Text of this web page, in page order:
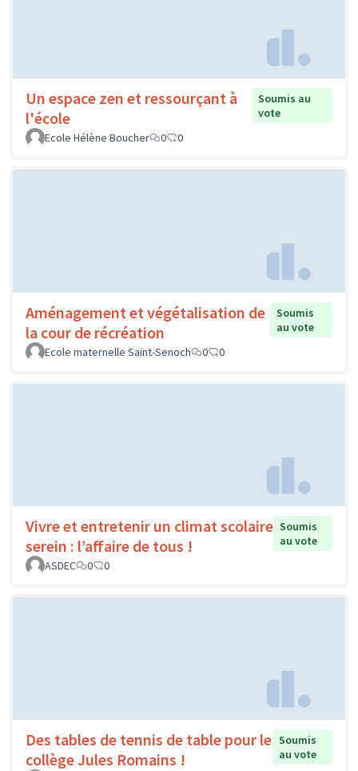
Un espace zen et ressourçant à
l'école
Soumis au
vote
Ecole Hélène Boucher
0 0
Aménagement et végétalisation de
la cour de récréation
Soumis
au vote
Ecole maternelle Saint-Senoch
0 0
Vivre et entretenir un climat scolaire
serein : l’affaire de tous !
Soumis
au vote
ASDEC
0 0
Des tables de tennis de table pour le
collège Jules Romains !
Soumis
au vote